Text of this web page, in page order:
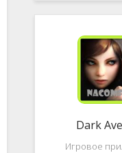
Dark
Игровое